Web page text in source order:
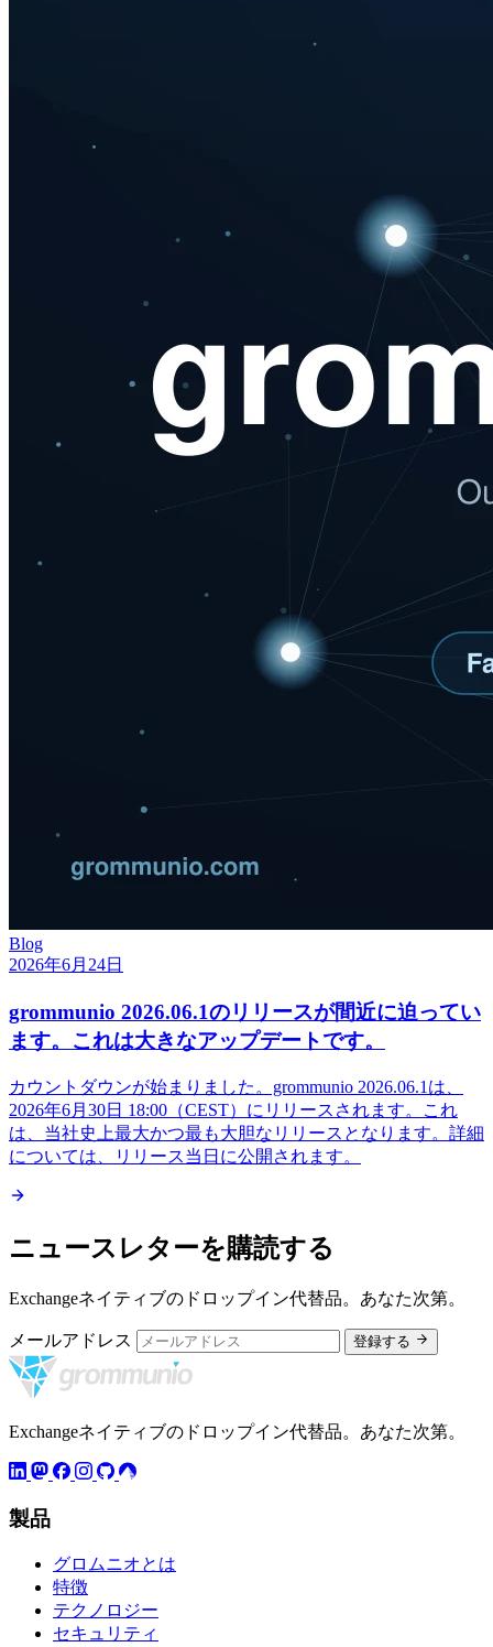
Blog
2026年6月24日
grommunio 2026.06.1のリリースが間近に迫ってい
ます。これは大きなアップデートです。
カウントダウンが始まりました。grommunio 2026.06.1は、
2026年6月30日 18:00（CEST）にリリースされます。これ
は、当社史上最大かつ最も大胆なリリースとなります。詳細
については、リリース当日に公開されます。
ニュースレターを購読する
Exchangeネイティブのドロップイン代替品。あなた次第。
メールアドレス 登録する
Exchangeネイティブのドロップイン代替品。あなた次第。
製品
グロムニオとは
特徴
テクノロジー
セキュリティ